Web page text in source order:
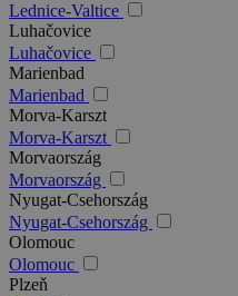
Lednice-Valtice
Luhačovice
Luhačovice
Marienbad
Marienbad
Morva-Karszt
Morva-Karszt
Morvaország
Morvaország
Nyugat-Csehország
Nyugat-Csehország
Olomouc
Olomouc
Plzeň